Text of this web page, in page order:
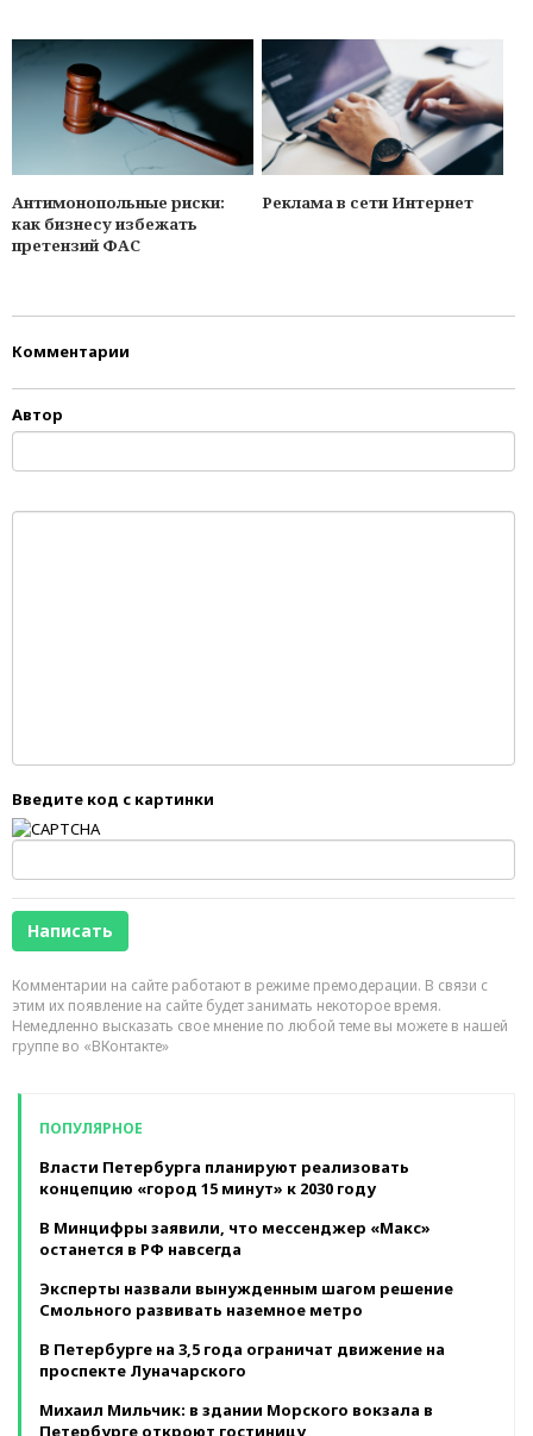
Антимонопольные риски:
как бизнесу избежать
претензий ФАС
Реклама в сети Интернет
Комментарии
Автор
Введите код с картинки
Комментарии на сайте работают в режиме премодерации. В связи с
этим их появление на сайте будет занимать некоторое время.
Немедленно высказать свое мнение по любой теме вы можете в нашей
группе во «ВКонтакте»
ПОПУЛЯРНОЕ
Власти Петербурга планируют реализовать
концепцию «город 15 минут» к 2030 году
В Минцифры заявили, что мессенджер «Макс»
останется в РФ навсегда
Эксперты назвали вынужденным шагом решение
Смольного развивать наземное метро
В Петербурге на 3,5 года ограничат движение на
проспекте Луначарского
Михаил Мильчик: в здании Морского вокзала в
Петербурге откроют гостиницу